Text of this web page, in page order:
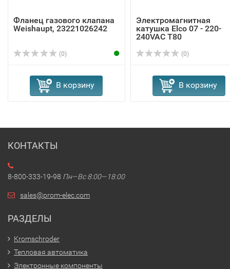
Фланец газового клапана
Weishaupt, 23221026242
(0)
В корзину
Электромагнитная
катушка Elco 07 - 220-
240VAC T80
(0)
В корзину
КОНТАКТЫ
8-800-333-19-98 Пн—Вс 8:00—18:00
sales@prom-elec.com
РАЗДЕЛЫ
Kromschroder
Тепловая автоматика
Электронные компоненты